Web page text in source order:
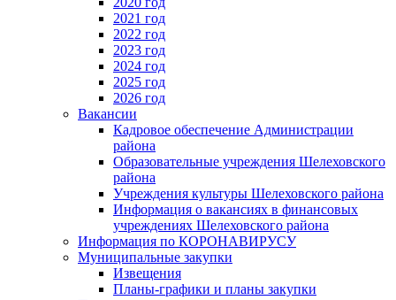
2021 год
2022 год
2023 год
2024 год
2025 год
2026 год
Вакансии
Кадровое обеспечение Администрации
района
Образовательные учреждения Шелеховского
района
Учреждения культуры Шелеховского района
Информация о вакансиях в финансовых
учреждениях Шелеховского района
Информация по КОРОНАВИРУСУ
Муниципальные закупки
Извещения
Планы-графики и планы закупки